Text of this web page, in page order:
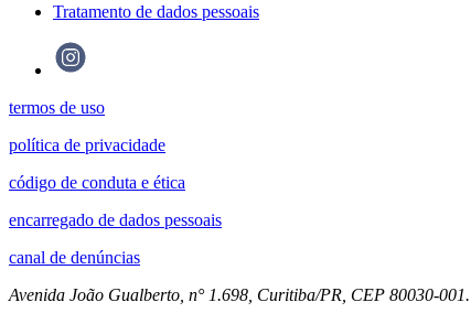
Tratamento de dados pessoais
termos de uso
política de privacidade
código de conduta e ética
encarregado de dados pessoais
canal de denúncias
Avenida João Gualberto, n° 1.698, Curitiba/PR, CEP 80030-001.